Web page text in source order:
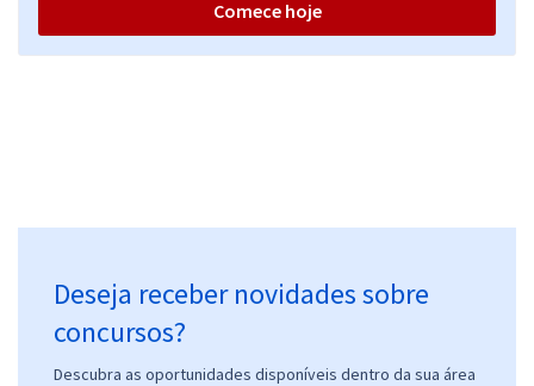
Comece hoje
Deseja receber novidades sobre
concursos?
Descubra as oportunidades disponíveis dentro da sua área